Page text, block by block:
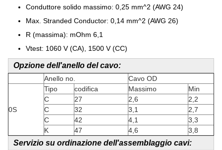
Conduttore solido massimo: 0,25 mm^2 (AWG 24)
Max. Stranded Conductor: 0,14 mm^2 (AWG 26)
R (massima): mOhm 6,1
Vtest: 1060 V (CA), 1500 V (CC)
Opzione dell'anello del cavo:
Anello no. Cavo OD
0S
Tipo codifica Massimo
Min
C
27 2,6
2,2
C
32 3,1
2,7
C
42 4,1
3,3
K
47 4,6 3,8
Servizio su ordinazione dell'assemblaggio cavi: